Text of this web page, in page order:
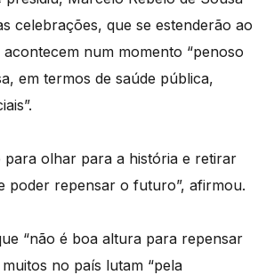
celebrações, que se estenderão ao
num momento “penoso
em termos de saúde pública,
para olhar para a história e retirar
poder repensar o futuro”, afirmou.
“não é boa altura para repensar
no país lutam “pela